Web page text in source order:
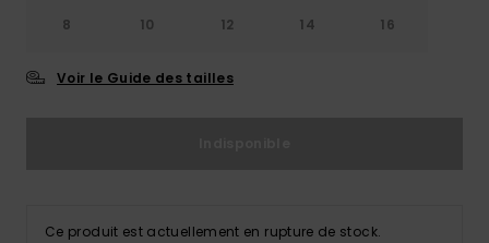
la FAQ
8 10 12 14 16
Voir le Guide des tailles
Ce produit est actuellement en rupture de stock.